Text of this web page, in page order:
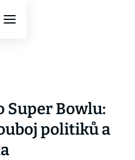
Super Bowlu:
politiků a